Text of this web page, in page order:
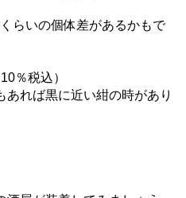
らいの個体差があるかもで
％税込）
れば黒に近い紺の時があり